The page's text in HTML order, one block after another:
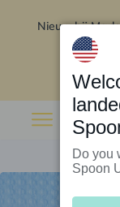
Nieuw bij
Do you
Spoon